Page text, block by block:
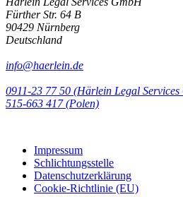
Fürther Str. 64 B
90429 Nürnberg
Deutschland
info@haerlein.de
0911-23 77 50 (Härlein Legal
‭515-663 417 (Polen)‬‬‬
Impressum
Schlichtungsstelle
Datenschutzerklärung
Cookie-Richtlinie (EU)